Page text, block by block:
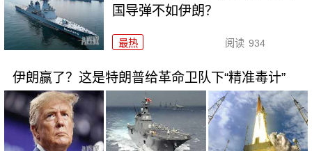
国导弹不如伊朗？
最热 阅读 934
伊朗赢了？这是特朗普给革命卫队下“精准毒计”